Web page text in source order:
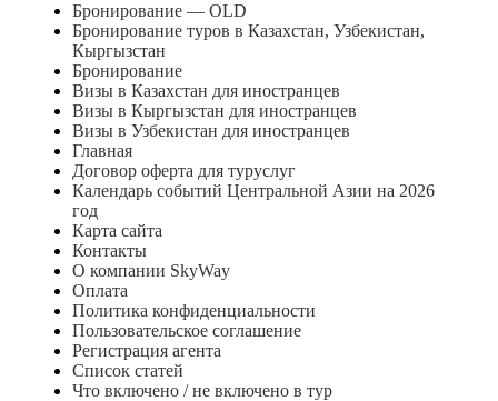
Бронирование — OLD
Бронирование туров в Казахстан, Узбекистан,
Кыргызстан
Бронирование
Визы в Казахстан для иностранцев
Визы в Кыргызстан для иностранцев
Визы в Узбекистан для иностранцев
Главная
Договор оферта для туруслуг
Календарь событий Центральной Азии на 2026
год
Карта сайта
Контакты
О компании SkyWay
Оплата
Политика конфиденциальности
Пользовательское соглашение
Регистрация агента
Список статей
Что включено / не включено в тур